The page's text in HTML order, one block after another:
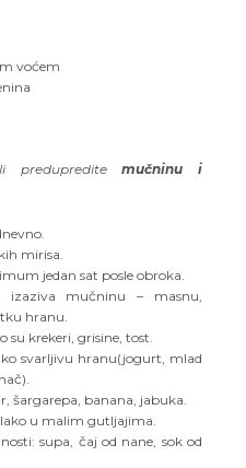
voćem
predupreditemučninu i
mirisa.
jedan sat posle obroka.
izaziva mučninu – masnu,
hranu.
su krekeri, grisine, tost.
svarljivu hranu(jogurt, mlad
šargarepa, banana, jabuka.
u malim gutljajima.
supa, čaj od nane, sok od